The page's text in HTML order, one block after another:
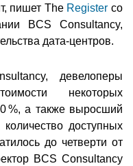
пишет The Register со
BCS Consultancy,
дата-центров.
девелоперы
некоторых
%, а также выросший
доступных
до четверти от
BCS Consultancy